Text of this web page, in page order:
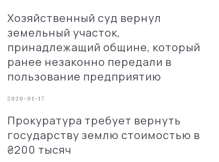
Хозяйственный суд вернул
земельный участок,
принадлежащий общине, который
ранее незаконно передали в
пользование предприятию
2020-01-17
Прокуратура требует вернуть
государству землю стоимостью в
₴200 тысяч